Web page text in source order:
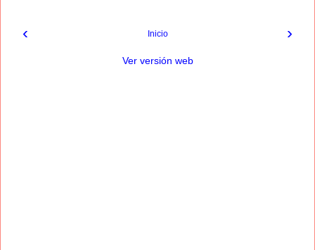
‹ ›
Inicio
Ver versión web